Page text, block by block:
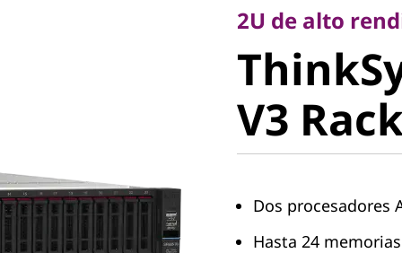
V3 Rack
2U de alto
V3
Dos procesadores
Hasta 24